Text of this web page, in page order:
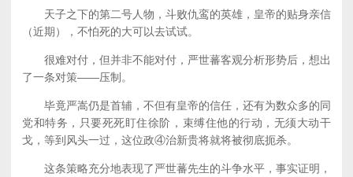
天子之下的第二号人物，斗败仇鸾的英雄，皇帝的贴身亲信
（近期），不怕死的大可以去试试。
很难对付，但并非不能对付，严世蕃客观分析形势后，想出
了一条对策——压制。
毕竟严嵩仍是首辅，不但有皇帝的信任，还有为数众多的同
党和特务，只要死死盯住徐阶，束缚住他的行动，无须大动干
戈，等到风头一过，这位政④治新贵将就将被彻底扼杀。
这条策略充分地表现了严世蕃先生的斗争水平，事实证明，